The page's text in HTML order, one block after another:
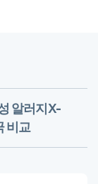
알러지X-
비교